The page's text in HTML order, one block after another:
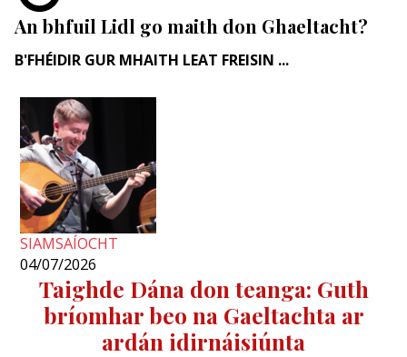
An bhfuil Lidl go maith don Ghaeltacht?
B'FHÉIDIR GUR MHAITH LEAT FREISIN ...
SIAMSAÍOCHT
04/07/2026
Taighde Dána don teanga: Guth
bríomhar beo na Gaeltachta ar
ardán idirnáisiúnta